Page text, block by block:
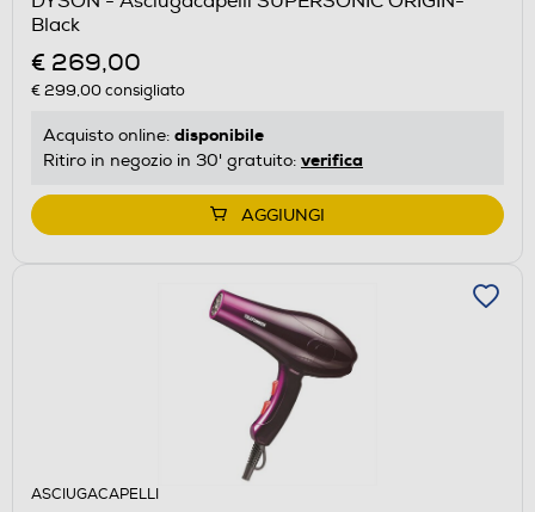
Black
€ 269,00
€ 299,00consigliato
Acquisto online: disponibile
Ritiro in negozio in 30' gratuito: verifica
AGGIUNGI
ASCIUGACAPELLI